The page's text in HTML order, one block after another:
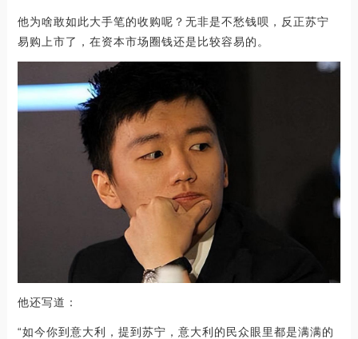
他为啥敢如此大手笔的收购呢？无非是不愁钱呗，反正苏宁
易购上市了，在资本市场圈钱还是比较容易的。
他还写道：
“如今你到意大利，提到苏宁，意大利的民众眼里都是满满的